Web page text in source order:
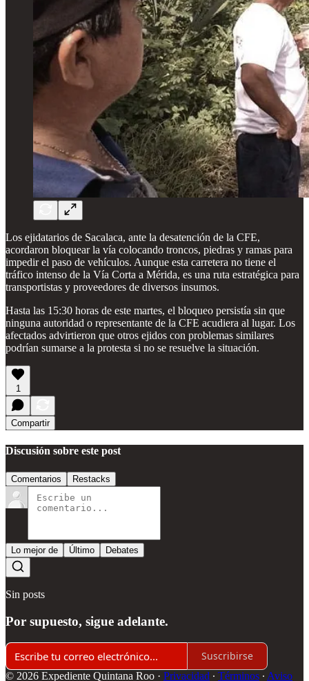
Los ejidatarios de Sacalaca, ante la desatención de la CFE,
acordaron bloquear la vía colocando troncos, piedras y ramas para
impedir el paso de vehículos. Aunque esta carretera no tiene el
tráfico intenso de la Vía Corta a Mérida, es una ruta estratégica para
transportistas y proveedores de diversos insumos.
Hasta las 15:30 horas de este martes, el bloqueo persistía sin que
ninguna autoridad o representante de la CFE acudiera al lugar. Los
afectados advirtieron que otros ejidos con problemas similares
podrían sumarse a la protesta si no se resuelve la situación.
1
Compartir
Discusión sobre este post
Comentarios Restacks
Lo mejor de Último Debates
Sin posts
Por supuesto, sigue adelante.
Suscribirse
© 2026 Expediente Quintana Roo · Privacidad ∙ Términos ∙ Aviso